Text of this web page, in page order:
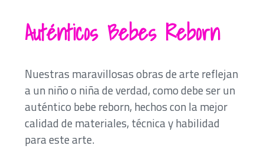
Auténticos Bebes Reborn
Nuestras maravillosas obras de arte reflejan
a un niño o niña de verdad, como debe ser un
auténtico bebe reborn, hechos con la mejor
calidad de materiales, técnica y habilidad
para este arte.